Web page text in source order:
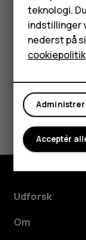
HMD
Tablets
Min konto
Tryk på
Avanceret>
Synes du,
Ja Nej
Udforsk
Om
teknologi.
indstillinger
nederst på
cookiepolitik
Acceptér